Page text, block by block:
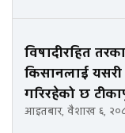
विषादीरहित
किसानलाई यसरी
गरिरहेको छ
आइतबार, वैशाख ६,